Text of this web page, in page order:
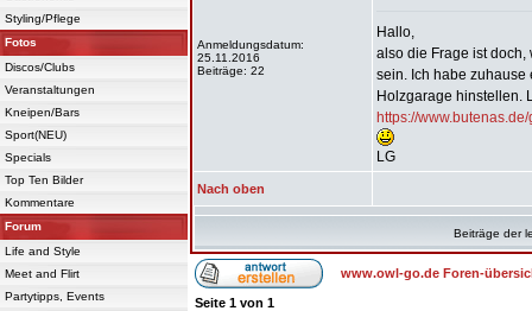
Styling/Pflege
Fotos
Discos/Clubs
Veranstaltungen
Kneipen/Bars
Sport(NEU)
Specials
Top Ten Bilder
Kommentare
Forum
Life and Style
Meet and Flirt
Partytipps, Events
Anmeldungsdatum:
25.11.2016
Beiträge: 22
Hallo,
also die Frage ist
sein. Ich habe zuhause
Holzgarage hinstellen.
https://
LG
Nach oben
Beiträge der
www.owl-go.de Foren-
Seite 1 von 1